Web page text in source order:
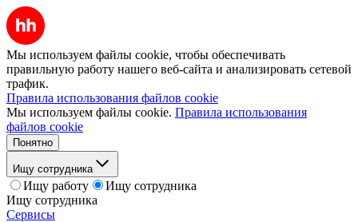
Мы используем файлы cookie, чтобы обеспечивать
правильную работу нашего веб-сайта и анализировать сетевой
трафик.
Правила использования файлов cookie
Мы используем файлы cookie. Правила использования
файлов cookie
Понятно
Ищу сотрудника
Ищу работу
Ищу сотрудника
Ищу сотрудника
Сервисы